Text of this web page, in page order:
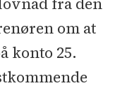
om at
konto 25.